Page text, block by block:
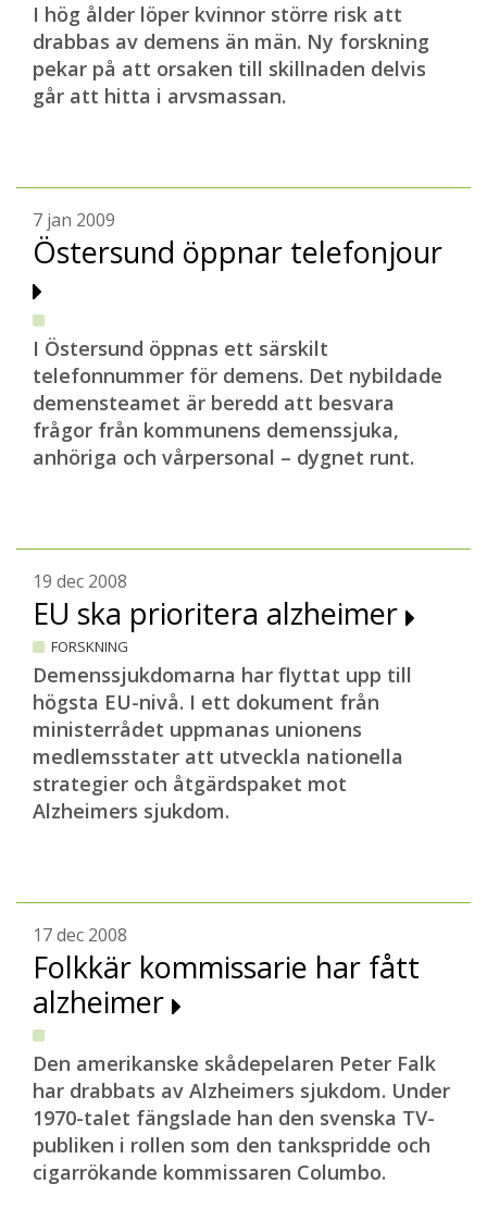
I hög ålder löper kvinnor större risk att
drabbas av demens än män. Ny forskning
pekar på att orsaken till skillnaden delvis
går att hitta i arvsmassan.
7 jan 2009
Östersund öppnar telefonjour
I Östersund öppnas ett särskilt
telefonnummer för demens. Det nybildade
demensteamet är beredd att besvara
frågor från kommunens demenssjuka,
anhöriga och vårpersonal – dygnet runt.
19 dec 2008
EU ska prioritera alzheimer
FORSKNING
Demenssjukdomarna har flyttat upp till
högsta EU-nivå. I ett dokument från
ministerrådet uppmanas unionens
medlemsstater att utveckla nationella
strategier och åtgärdspaket mot
Alzheimers sjukdom.
17 dec 2008
Folkkär kommissarie har fått
alzheimer
Den amerikanske skådepelaren Peter Falk
har drabbats av Alzheimers sjukdom. Under
1970-talet fängslade han den svenska TV-
publiken i rollen som den tankspridde och
cigarrökande kommissaren Columbo.